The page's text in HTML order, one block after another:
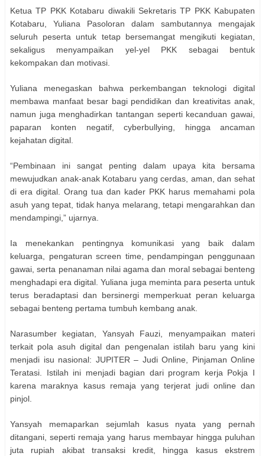
Ketua TP PKK Kotabaru diwakili Sekretaris TP PKK Kabupaten
Kotabaru, Yuliana Pasoloran dalam sambutannya mengajak
seluruh peserta untuk tetap bersemangat mengikuti kegiatan,
sekaligus menyampaikan yel-yel PKK sebagai bentuk
kekompakan dan motivasi.
Yuliana menegaskan bahwa perkembangan teknologi digital
membawa manfaat besar bagi pendidikan dan kreativitas anak,
namun juga menghadirkan tantangan seperti kecanduan gawai,
paparan konten negatif, cyberbullying, hingga ancaman
kejahatan digital.
“Pembinaan ini sangat penting dalam upaya kita bersama
mewujudkan anak-anak Kotabaru yang cerdas, aman, dan sehat
di era digital. Orang tua dan kader PKK harus memahami pola
asuh yang tepat, tidak hanya melarang, tetapi mengarahkan dan
mendampingi,” ujarnya.
Ia menekankan pentingnya komunikasi yang baik dalam
keluarga, pengaturan screen time, pendampingan penggunaan
gawai, serta penanaman nilai agama dan moral sebagai benteng
menghadapi era digital. Yuliana juga meminta para peserta untuk
terus beradaptasi dan bersinergi memperkuat peran keluarga
sebagai benteng pertama tumbuh kembang anak.
Narasumber kegiatan, Yansyah Fauzi, menyampaikan materi
terkait pola asuh digital dan pengenalan istilah baru yang kini
menjadi isu nasional: JUPITER – Judi Online, Pinjaman Online
Teratasi. Istilah ini menjadi bagian dari program kerja Pokja I
karena maraknya kasus remaja yang terjerat judi online dan
pinjol.
Yansyah memaparkan sejumlah kasus nyata yang pernah
ditangani, seperti remaja yang harus membayar hingga puluhan
juta rupiah akibat transaksi kredit, hingga kasus ekstrem